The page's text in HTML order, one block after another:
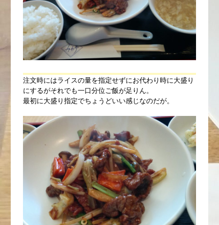
注文時にはライスの量を指定せずにお代わり時に大盛り
にするがそれでも一口分位ご飯が足りん。
最初に大盛り指定でちょうどいい感じなのだが。